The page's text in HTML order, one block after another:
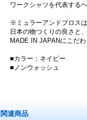
ワークシャツを代表する
※ミュラーアンドブロス
日本の物つくりの良さと
MADE IN JAPANにこだ
■カラー：ネイビー
■ノンウォッシュ
関連商品